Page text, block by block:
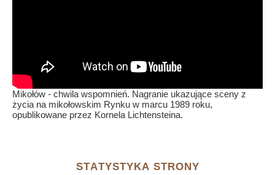
Mikołów - chwila wspomnień. Nagranie ukazujące sceny z
życia na mikołowskim Rynku w marcu 1989 roku,
opublikowane przez Kornela Lichtensteina.
STATYSTYKA STRONY